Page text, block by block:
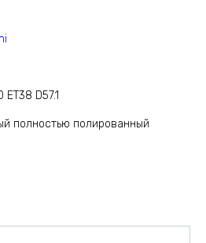
ET38 D57.1
полностью полированный